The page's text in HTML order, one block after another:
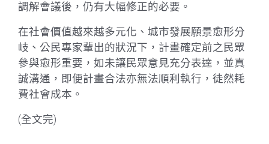
調解會議後，仍有大幅修正的必要。
在社會價值越來越多元化、城市發展願景愈形分
岐、公民專家輩出的狀況下，計畫確定前之民眾
參與愈形重要，如未讓民眾意見充分表達，並真
誠溝通，即便計畫合法亦無法順利執行，徒然耗
費社會成本。
(全文完)